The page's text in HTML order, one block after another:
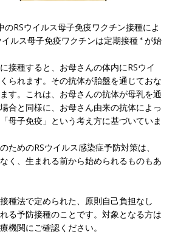
RSウイルス母子免疫ワクチン接種によ
ルス母子免疫ワクチンは定期接種 ＊ が始
接種すると、お母さんの体内にRSウイ
られます。その抗体が胎盤を通じておな
す。これは、お母さんの抗体が母乳を通
合と同様に、お母さん由来の抗体によっ
母子免疫」という考え方に基づいていま
ためのRSウイルス感染症予防対策は、
く、生まれる前から始められるものもあ
種法で定められた、原則自己負担なし
る予防接種のことです。対象となる方は
機関にご確認ください。